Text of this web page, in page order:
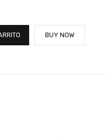
BUY NOW